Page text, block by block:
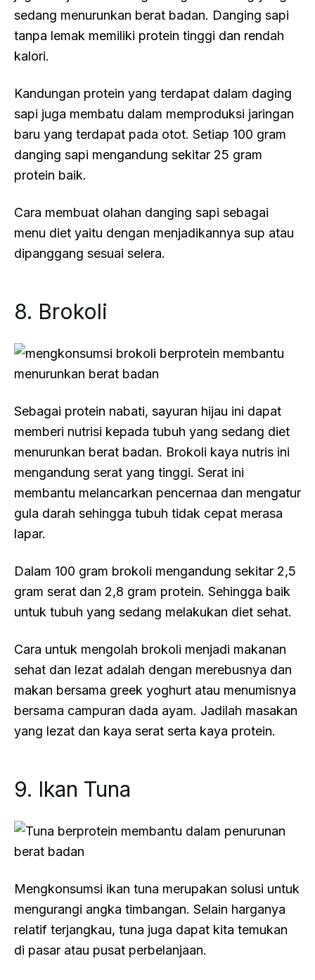
sedang menurunkan berat badan. Danging sapi
tanpa lemak memiliki protein tinggi dan rendah
kalori.
Kandungan protein yang terdapat dalam daging
sapi juga membatu dalam memproduksi jaringan
baru yang terdapat pada otot. Setiap 100 gram
danging sapi mengandung sekitar 25 gram
protein baik.
Cara membuat olahan danging sapi sebagai
menu diet yaitu dengan menjadikannya sup atau
dipanggang sesuai selera.
8. Brokoli
Sebagai protein nabati, sayuran hijau ini dapat
memberi nutrisi kepada tubuh yang sedang diet
menurunkan berat badan. Brokoli kaya nutris ini
mengandung serat yang tinggi. Serat ini
membantu melancarkan pencernaa dan mengatur
gula darah sehingga tubuh tidak cepat merasa
lapar.
Dalam 100 gram brokoli mengandung sekitar 2,5
gram serat dan 2,8 gram protein. Sehingga baik
untuk tubuh yang sedang melakukan diet sehat.
Cara untuk mengolah brokoli menjadi makanan
sehat dan lezat adalah dengan merebusnya dan
makan bersama greek yoghurt atau menumisnya
bersama campuran dada ayam. Jadilah masakan
yang lezat dan kaya serat serta kaya protein.
9. Ikan Tuna
Mengkonsumsi ikan tuna merupakan solusi untuk
mengurangi angka timbangan. Selain harganya
relatif terjangkau, tuna juga dapat kita temukan
di pasar atau pusat perbelanjaan.